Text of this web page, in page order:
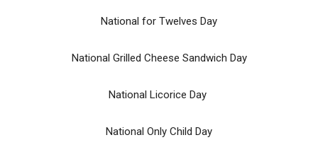
National for Twelves Day
National Grilled Cheese Sandwich Day
National Licorice Day
National Only Child Day